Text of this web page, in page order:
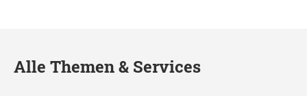
Alle Themen & Services